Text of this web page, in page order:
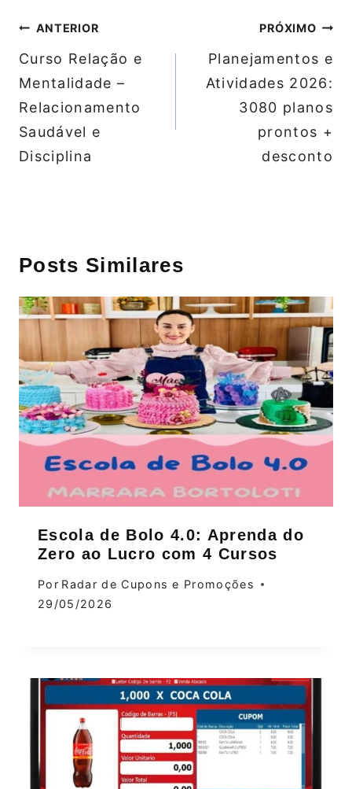
Navegação
de
Post
ANTERIOR
Curso Relação e
Mentalidade –
Relacionamento
Saudável e
Disciplina
PRÓXIMO
Planejamentos e
Atividades 2026:
3080 planos
prontos +
desconto
Posts Similares
Escola de Bolo 4.0: Aprenda do
Zero ao Lucro com 4 Cursos
Por Radar de Cupons e Promoções
29/05/2026